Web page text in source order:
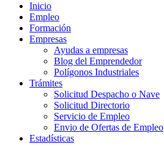
Inicio
Empleo
Formación
Empresas
Ayudas a empresas
Blog del Emprendedor
Polígonos Industriales
Trámites
Solicitud Despacho o Nave
Solicitud Directorio
Servicio de Empleo
Envio de Ofertas de Empleo
Estadísticas